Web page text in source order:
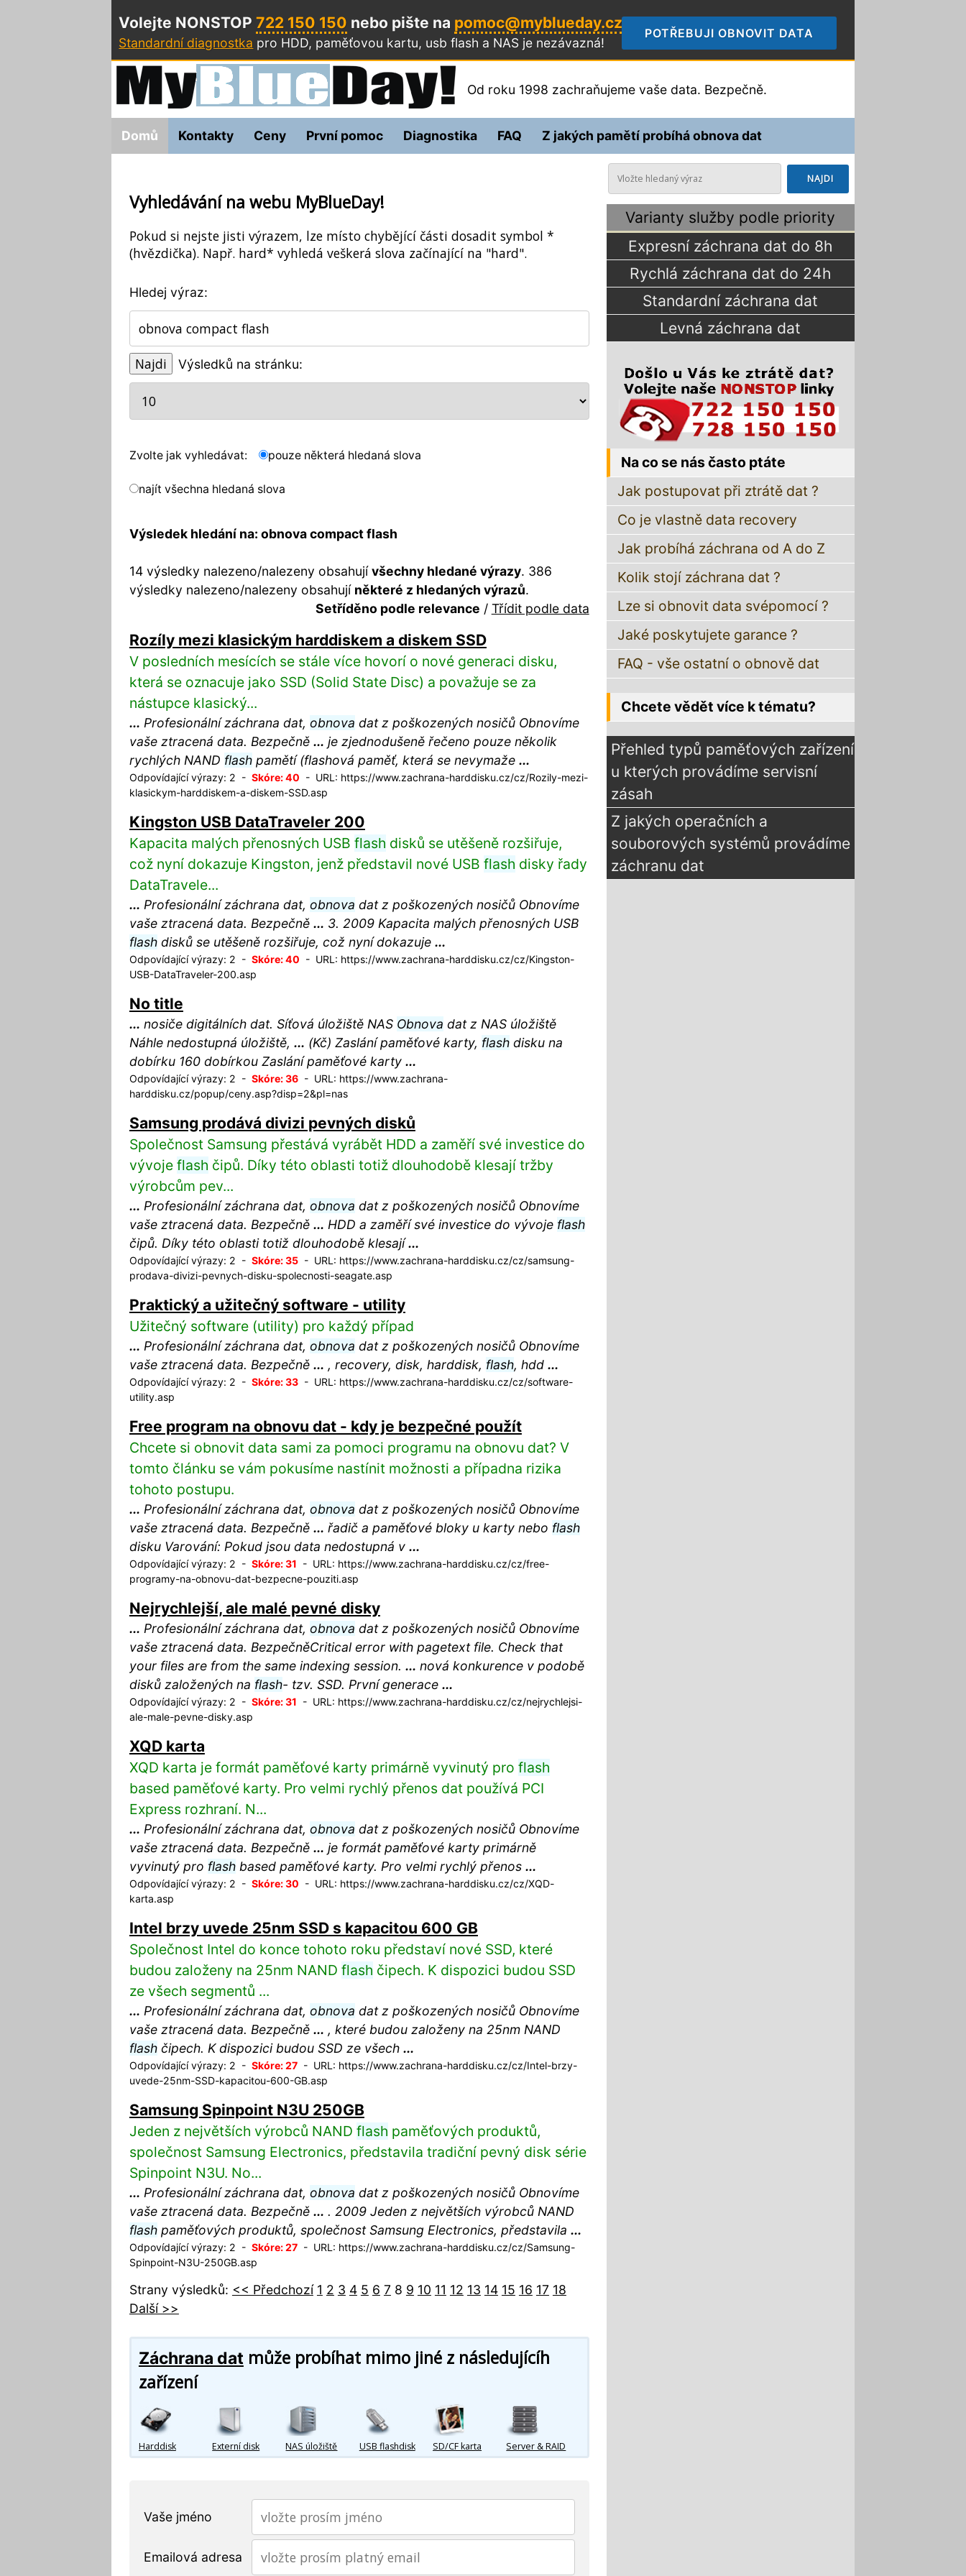
Volejte NONSTOP722 150 150 nebo pište na pomoc@myblueday.cz
Standardní diagnostka pro HDD, paměťovou kartu, usb flash a NAS je nezávazná!
POTŘEBUJI OBNOVIT DATA
Od roku 1998 zachraňujeme vaše data. Bezpečně.
Domů Kontakty Ceny První pomoc Diagnostika FAQ Z jakých pamětí probíhá obnova dat
Vyhledávání na webu MyBlueDay!
Pokud si nejste jisti výrazem, lze místo chybějící části dosadit symbol *
(hvězdička). Např. hard* vyhledá veškerá slova začínající na "hard".
Hledej výraz:
Výsledků na stránku:
Zvolte jak vyhledávat: pouze některá hledaná slova
najít všechna hledaná slova
Výsledek hledání na: obnova compact flash
14 výsledky nalezeno/nalezeny obsahujívšechny hledané výrazy. 386
výsledky nalezeno/nalezeny obsahují některé z hledaných výrazů.
Setříděno podle relevance / Třídit podle data
Rozíly mezi klasickým harddiskem a diskem SSD
V posledních mesících se stále více hovorí o nové generaci disku,
která se oznacuje jako SSD (Solid State Disc) a považuje se za
nástupce klasický...
... Profesionální záchrana dat, obnova dat z poškozených nosičů Obnovíme
vaše ztracená data. Bezpečně ... je zjednodušeně řečeno pouze několik
rychlých NAND flashpamětí (flashová paměť, která se nevymaže ...
Odpovídající výrazy: 2 - Skóre: 40 - URL: https://www.zachrana-harddisku.cz/cz/Rozily-mezi-
klasickym-harddiskem-a-diskem-SSD.asp
Kingston USB DataTraveler 200
Kapacita malých přenosných USB flash disků se utěšeně rozšiřuje,
což nyní dokazuje Kingston, jenž představil nové USB flash disky řady
DataTravele...
... Profesionální záchrana dat, obnova dat z poškozených nosičů Obnovíme
vaše ztracená data. Bezpečně ... 3. 2009 Kapacita malých přenosných USB
flashdisků se utěšeně rozšiřuje, což nyní dokazuje ...
Odpovídající výrazy: 2 - Skóre: 40 - URL: https://www.zachrana-harddisku.cz/cz/Kingston-
USB-DataTraveler-200.asp
No title
... nosiče digitálních dat. Síťová úložiště NAS Obnova dat z NAS úložiště
Náhle nedostupná úložiště, ... (Kč) Zaslání paměťové karty, flashdisku na
dobírku 160 dobírkou Zaslání paměťové karty ...
Odpovídající výrazy: 2 - Skóre: 36- URL: https://www.zachrana-
harddisku.cz/popup/ceny.asp?disp=2&pl=nas
Samsung prodává divizi pevných disků
Společnost Samsung přestává vyrábět HDD a zaměří své investice do
vývoje flash čipů. Díky této oblasti totiž dlouhodobě klesají tržby
výrobcům pev...
... Profesionální záchrana dat, obnova dat z poškozených nosičů Obnovíme
vaše ztracená data. Bezpečně ... HDD a zaměří své investice do vývoje flash
čipů. Díky této oblasti totiž dlouhodobě klesají...
Odpovídající výrazy: 2 - Skóre: 35- URL: https://www.zachrana-harddisku.cz/cz/samsung-
prodava-divizi-pevnych-disku-spolecnosti-seagate.asp
Praktický a užitečný software - utility
Užitečný software (utility) pro každý případ
... Profesionální záchrana dat, obnova dat z poškozených nosičů Obnovíme
vaše ztracená data. Bezpečně ... , recovery, disk, harddisk, flash, hdd ...
Odpovídající výrazy: 2 - Skóre: 33- URL: https://www.zachrana-harddisku.cz/cz/software-
utility.asp
Free program na obnovu dat - kdy je bezpečné použít
Chcete si obnovit data sami za pomoci programu na obnovu dat? V
tomto článku se vám pokusíme nastínit možnosti a případna rizika
tohoto postupu.
... Profesionální záchrana dat, obnova dat z poškozených nosičů Obnovíme
vaše ztracená data. Bezpečně ... řadič a paměťové bloky u karty nebo flash
disku Varování: Pokud jsou data nedostupná v ...
Odpovídající výrazy: 2 - Skóre: 31 - URL: https://www.zachrana-harddisku.cz/cz/free-
programy-na-obnovu-dat-bezpecne-pouziti.asp
Nejrychlejší, ale malé pevné disky
... Profesionální záchrana dat, obnova dat z poškozených nosičů Obnovíme
vaše ztracená data. BezpečněCritical error with pagetext file. Check that
your files are from the same indexing session. ... nová konkurence v podobě
disků založených na flash- tzv. SSD. První generace ...
Odpovídající výrazy: 2 - Skóre: 31 - URL: https://www.zachrana-harddisku.cz/cz/nejrychlejsi-
ale-male-pevne-disky.asp
XQD karta
XQD karta je formát paměťové karty primárně vyvinutý pro flash
based paměťové karty. Pro velmi rychlý přenos dat používá PCI
Express rozhraní. N...
... Profesionální záchrana dat, obnova dat z poškozených nosičů Obnovíme
vaše ztracená data. Bezpečně ... je formát paměťové karty primárně
vyvinutý pro flashbased paměťové karty. Pro velmi rychlý přenos ...
Odpovídající výrazy: 2 - Skóre: 30 - URL: https://www.zachrana-harddisku.cz/cz/XQD-
karta.asp
Intel brzy uvede 25nm SSD s kapacitou 600 GB
Společnost Intel do konce tohoto roku představí nové SSD, které
budou založeny na 25nm NAND flash čipech. K dispozici budou SSD
ze všech segmentů ...
... Profesionální záchrana dat, obnova dat z poškozených nosičů Obnovíme
vaše ztracená data. Bezpečně ... , které budou založeny na 25nm NAND
flashčipech. K dispozici budou SSD ze všech ...
Odpovídající výrazy: 2 - Skóre: 27- URL: https://www.zachrana-harddisku.cz/cz/Intel-brzy-
uvede-25nm-SSD-kapacitou-600-GB.asp
Samsung Spinpoint N3U 250GB
Jeden z největších výrobců NAND flash paměťových produktů,
společnost Samsung Electronics, představila tradiční pevný disk série
Spinpoint N3U. No...
... Profesionální záchrana dat, obnova dat z poškozených nosičů Obnovíme
vaše ztracená data. Bezpečně ... . 2009 Jeden z největších výrobců NAND
flashpaměťových produktů, společnost Samsung Electronics, představila ...
Odpovídající výrazy: 2 - Skóre: 27- URL: https://www.zachrana-harddisku.cz/cz/Samsung-
Spinpoint-N3U-250GB.asp
Strany výsledků: << Předchozí 1 2 3 4 5 6 7 8 9 10 11 12 13 14 15 16 17 18
Další >>
Záchrana datmůže probíhat mimo jiné z následujícíh
zařízení
Harddisk Externí disk NAS úložiště USB flashdisk SD/CF karta Server & RAID
Vaše jméno
Emailová adresa
Varianty služby podle priority
Expresní záchrana dat do 8h
Rychlá záchrana dat do 24h
Standardní záchrana dat
Levná záchrana dat
Na co se nás často ptáte
Jak postupovat při ztrátě dat ?
Co je vlastně data recovery
Jak probíhá záchrana od A do Z
Kolik stojí záchrana dat ?
Lze si obnovit data svépomocí ?
Jaké poskytujete garance ?
FAQ - vše ostatní o obnově dat
Chcete vědět více k tématu?
Přehled typů paměťových zařízení
u kterých provádíme servisní
zásah
Z jakých operačních a
souborových systémů provádíme
záchranu dat